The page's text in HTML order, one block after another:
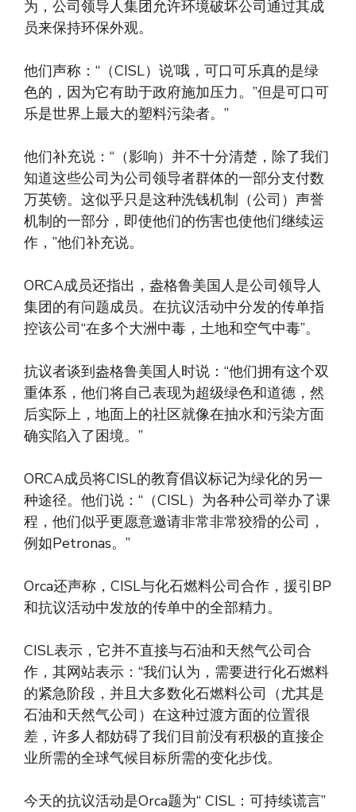
为，公司领导人集团允许环境破坏公司通过其成
员来保持环保外观。
他们声称：“（CISL）说’哦，可口可乐真的是绿
色的，因为它有助于政府施加压力。”但是可口可
乐是世界上最大的塑料污染者。”
他们补充说：“（影响）并不十分清楚，除了我们
知道这些公司为公司领导者群体的一部分支付数
万英镑。这似乎只是这种洗钱机制（公司）声誉
机制的一部分，即使他们的伤害也使他们继续运
作，”他们补充说。
ORCA成员还指出，盎格鲁美国人是公司领导人
集团的有问题成员。在抗议活动中分发的传单指
控该公司“在多个大洲中毒，土地和空气中毒”。
抗议者谈到盎格鲁美国人时说：“他们拥有这个双
重体系，他们将自己表现为超级绿色和道德，然
后实际上，地面上的社区就像在抽水和污染方面
确实陷入了困境。”
ORCA成员将CISL的教育倡议标记为绿化的另一
种途径。他们说：“（CISL）为各种公司举办了课
程，他们似乎更愿意邀请非常非常狡猾的公司，
例如Petronas。”
Orca还声称，CISL与化石燃料公司合作，援引BP
和抗议活动中发放的传单中的全部精力。
CISL表示，它并不直接与石油和天然气公司合
作，其网站表示：“我们认为，需要进行化石燃料
的紧急阶段，并且大多数化石燃料公司（尤其是
石油和天然气公司）在这种过渡方面的位置很
差，许多人都妨碍了我们目前没有积极的直接企
业所需的全球气候目标所需的变化步伐。
今天的抗议活动是Orca题为“ CISL：可持续谎言”